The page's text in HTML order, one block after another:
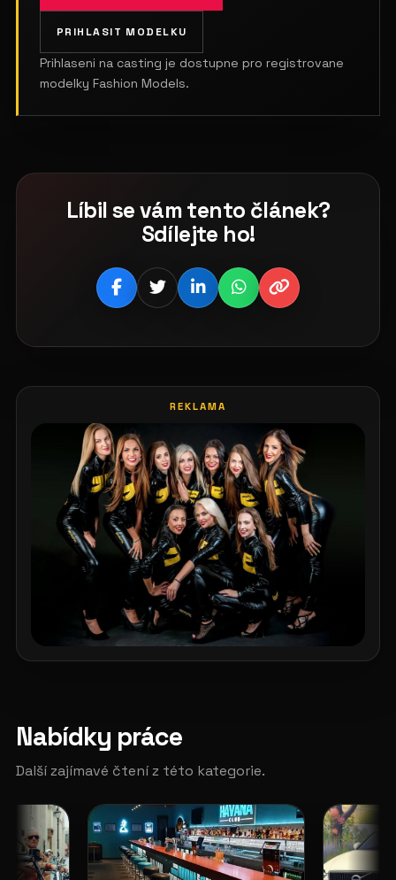
PRIHLASIT MODELKU
Prihlaseni na casting je dostupne pro registrovane
modelky Fashion Models.
Líbil se vám tento článek?
Sdílejte ho!
REKLAMA
Nabídky práce
Další zajímavé čtení z této kategorie.